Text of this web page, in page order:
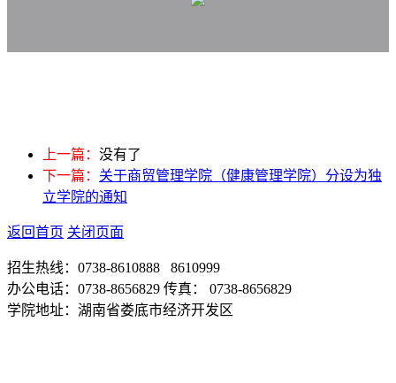
上一篇： 没有了
下一篇： 关于商贸管理学院（健康管理学院）分设为独
立学院的通知
返回首页 关闭页面
招生热线：0738-8610888 8610999
办公电话：0738-8656829 传真： 0738-8656829
学院地址：湖南省娄底市经济开发区